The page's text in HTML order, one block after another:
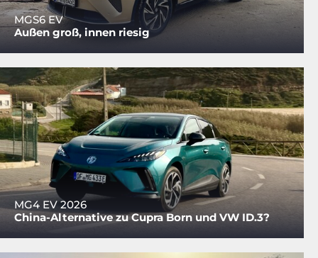
MGS6 EV
Außen groß, innen riesig
MG4 EV 2026
China-Alternative zu Cupra Born und VW ID.3?